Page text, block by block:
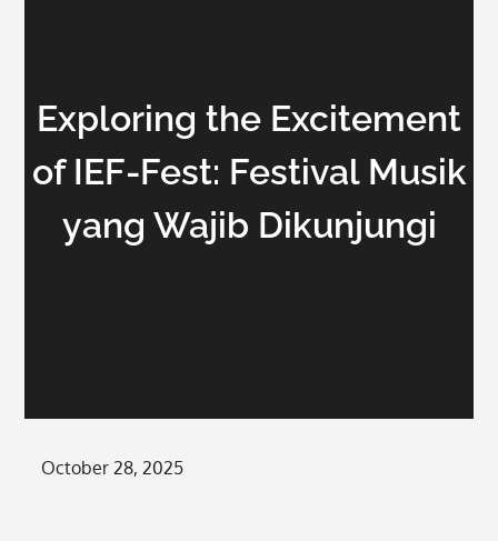
Exploring the Excitement
of IEF-Fest: Festival Musik
yang Wajib Dikunjungi
Posted
October 28, 2025